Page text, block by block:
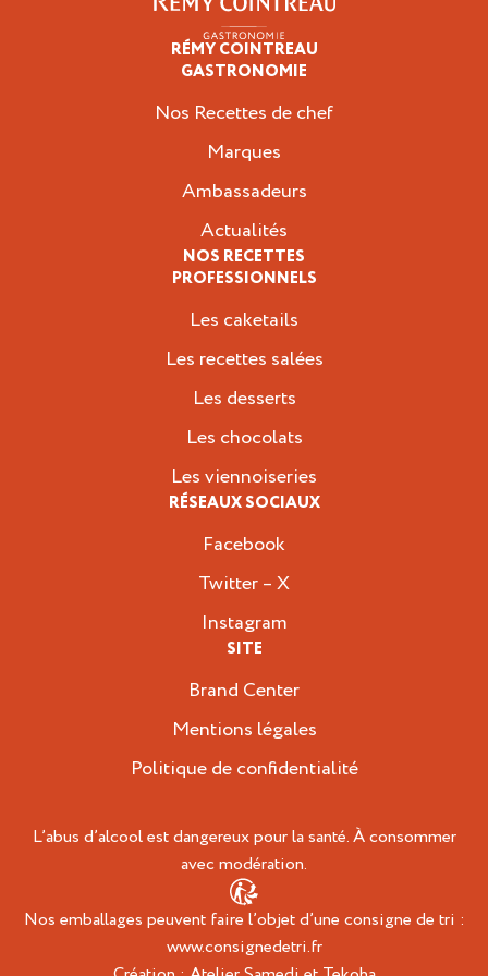
RÉMY COINTREAU
GASTRONOMIE
Nos Recettes de chef
Marques
Ambassadeurs
Actualités
NOS RECETTES
PROFESSIONNELS
Les caketails
Les recettes salées
Les desserts
Les chocolats
Les viennoiseries
RÉSEAUX SOCIAUX
Facebook
Twitter – X
Instagram
SITE
Brand Center
Mentions légales
Politique de confidentialité
L’abus d’alcool est dangereux pour la santé. À consommer
avec modération.
Nos emballages peuvent faire l’objet d’une consigne de tri :
www.consignedetri.fr